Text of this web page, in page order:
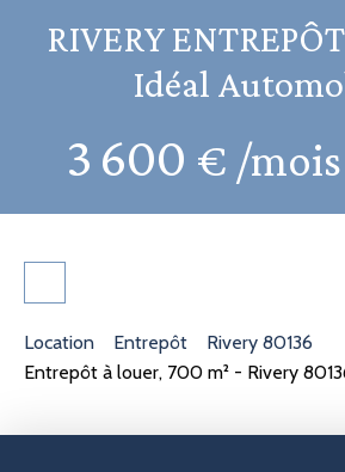
RIVERY
Idéal
3 600 € /mois
Location Entrepôt
Rivery 80136
Entrepôt à louer, 700 m² - Rivery